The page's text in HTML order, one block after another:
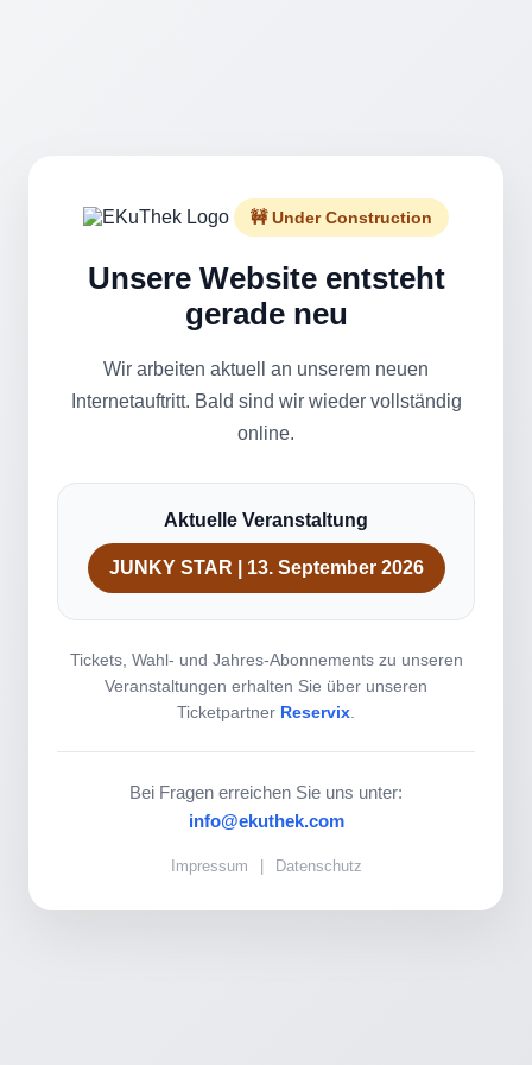
🚧 Under Construction
Unsere Website entsteht
gerade neu
Wir arbeiten aktuell an unserem neuen
Internetauftritt. Bald sind wir wieder vollständig
online.
Aktuelle Veranstaltung
JUNKY STAR | 13. September 2026
Tickets, Wahl- und Jahres-Abonnements zu unseren
Veranstaltungen erhalten Sie über unseren
Ticketpartner Reservix
Bei Fragen erreichen Sie uns unter:
info@ekuthek.com
Impressum | Datenschutz